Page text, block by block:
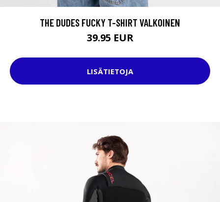
THE DUDES FUCKY T-SHIRT VALKOINEN
39.95 EUR
LISÄTIETOJA